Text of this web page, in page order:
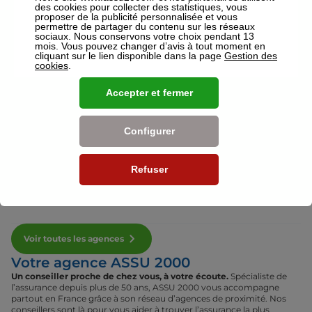
Voir plus
Nos établissements
Par département
Voir toutes les agences
Votre agence ASSU 2000
Un conseiller proche de chez vous, à votre écoute. Spécialiste de
l’assurance depuis plus de 50 ans, ASSU 2000 vous accompagne
partout en France grâce à son réseau d’agences de proximité. Nos
conseillers sont là pour vous aider à trouver l’assurance la plus
des cookies pour collecter des statistiques, vous
proposer de la publicité personnalisée et vous
permettre de partager du contenu sur les réseaux
sociaux. Nous conservons votre choix pendant 13
mois. Vous pouvez changer d’avis à tout moment en
cliquant sur le lien disponible dans la page Gestion des
cookies
Refuser
Configurer
Accepter et fermer